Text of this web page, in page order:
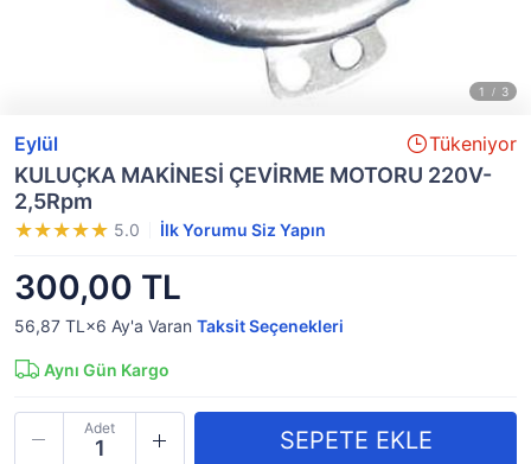
Eylül Tükeniyor
KULUÇKA MAKİNESİ ÇEVİRME MOTORU 220V-
2,5Rpm
5.0 İlk Yorumu Siz Yapın
300,00 TL
56,87 TL×6 Ay'a Varan Taksit Seçenekleri
Aynı Gün Kargo
Adet